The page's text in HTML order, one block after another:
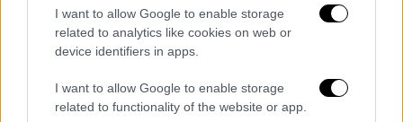
I want to allow Google to enable storage
related to analytics like cookies on web or
device identifiers in apps.
I want to allow Google to enable storage
related to functionality of the website or app.
μεγάλη πίεση κατά την εκκίνηση.
Η δεκάδα των κατατακτήριων
Αντονέλι – Mercedes